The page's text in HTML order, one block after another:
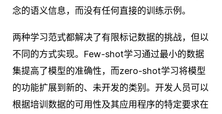
念的语义信息，而没有任何直接的训练示例。
两种学习范式都解决了有限标记数据的挑战，但以
不同的方式实现。Few-shot学习通过最小的数据
集提高了模型的准确性，而zero-shot学习将模型
的功能扩展到新的、未开发的类别。开发人员可以
根据培训数据的可用性及其应用程序的特定要求在